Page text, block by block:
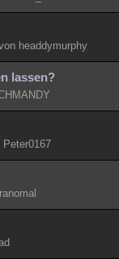
headdymurphy
lassen?